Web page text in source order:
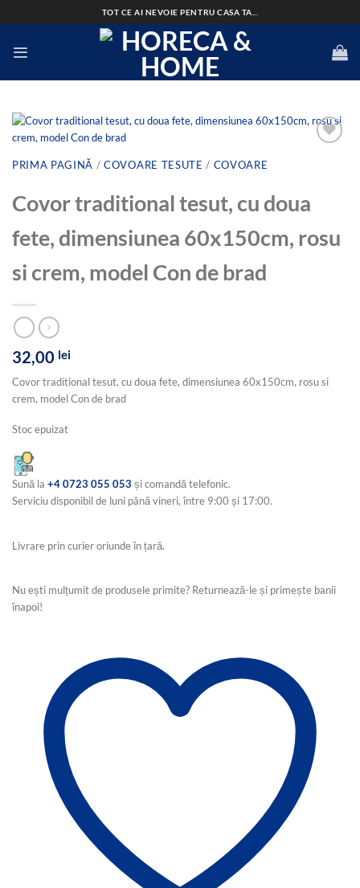
to
TOT CE AI NEVOIE PENTRU CASA TA...
wishlist
PRIMA PAGINĂ / COVOARE TESUTE / COVOARE
Covor traditional tesut, cu doua
fete, dimensiunea 60x150cm, rosu
si crem, model Con de brad
32,00 lei
Covor traditional tesut, cu doua fete, dimensiunea 60x150cm, rosu si
crem, model Con de brad
Stoc epuizat
Sună la +4 0723 055 053 și comandă telefonic.
Serviciu disponibil de luni până vineri, între 9:00 și 17:00.
Livrare prin curier oriunde în țară.
Nu ești mulțumit de produsele primite? Returnează-le și primește banii
înapoi!